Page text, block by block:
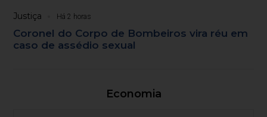
Justiça Há 2 horas
Coronel do Corpo de Bombeiros vira réu em
caso de assédio sexual
Economia